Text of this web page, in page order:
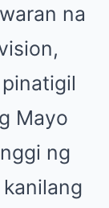
na
Mayo
ng